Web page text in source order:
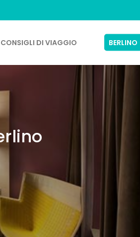
CONSIGLI DI VIAGGIO BERLINO